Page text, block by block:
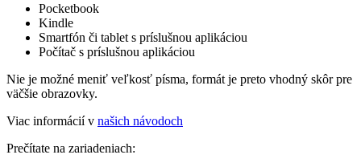
Pocketbook
Kindle
Smartfón či tablet s príslušnou aplikáciou
Počítač s príslušnou aplikáciou
Nie je možné meniť veľkosť písma, formát je preto vhodný skôr pre
väčšie obrazovky.
Viac informácií v našich návodoch
Prečítate na zariadeniach: